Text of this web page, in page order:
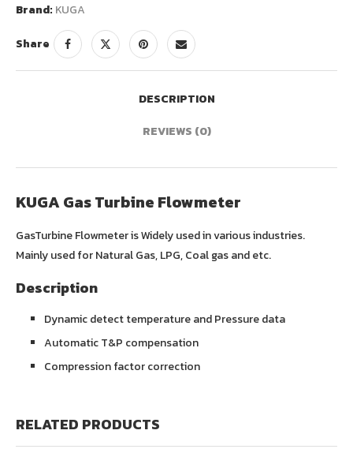
Brand: KUGA
Share
DESCRIPTION
REVIEWS (0)
KUGA Gas Turbine Flowmeter
GasTurbine Flowmeter is Widely used in various industries.
Mainly used for Natural Gas, LPG, Coal gas and etc.
Description
Dynamic detect temperature and Pressure data
Automatic T&P compensation
Compression factor correction
RELATED PRODUCTS